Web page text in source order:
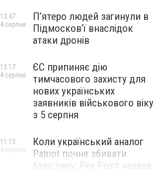
П’ятеро людей загинули в
Підмосков’ї внаслідок
атаки дронів
13:47
4 серпня
ЄС припиняє дію
тимчасового захисту для
нових українських
заявників військового віку
з 5 серпня
13:17
4 серпня
Коли український аналог
Patriot почне збивати
балістику: Fire Point назвав
11:13
4 серпня